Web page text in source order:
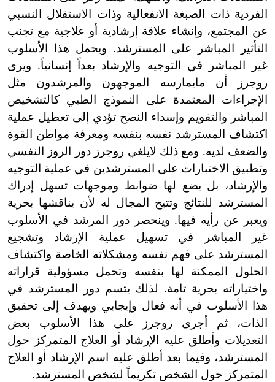
الفردية ذات الصبغة الانفعالية وذات الاستقلال النسبي
عن المجتمع، وإنشاء علاقة إرشادية أو علاجية مع تجنب
التأثير المباشر على المسترشد. ويحمل هذا الأسلوب
غير المباشر في التوجيه والإرشاد بعداً إنسانياً. ويرى
روجرز أن مايمارسه الموجهون والمرشدون مثل
الإجراءات المعتمدة على النموذج الطبي كالتشخيص
المباشر والتقويم وإسداء النصح تؤدي إلى تعطيل عملية
اكتشاف المسترشد نفسه بنفسه ومعرفة مواطن القوة
والضعف لديه. ومع ذلك لايلغي روجرز دور الروز النفسي
وتطبيق الاختبارات على المسترشدين في عملية التوجيه
والإرشاد، بل يضع لها ضوابط وموجهات تسهل إدراك
المسترشد للنتائج وتتيح المجال له لأن يناقشها بحرية
ويعبر عن رأيه فيها. وينحصر دور المرشد في الأسلوب
غير المباشر في تسهيل عملية الإرشاد وتشجيع
المسترشد على فهم نفسه ومشكلاته الخاصة واكتشاف
الحلول الممكنة لها بنفسه وتحمل مسؤولية قراراته
واختياراته بحرية تامة. لذلك يتسم دور المسترشد في
هذا الأسلوب في أنه فعال وإيجابي ويهدف إلى تحقيق
الذات، ثم أجرى روجرز على هذا الأسلوب بعض
التعديلات وأطلق عليه الإرشاد أو العلاج المتمركز حول
المسترشد، وفيما بعد أطلق عليه اسم الإرشاد أو العلاج
المتمركز حول الشخص تكريماً لشخص المسترشد.